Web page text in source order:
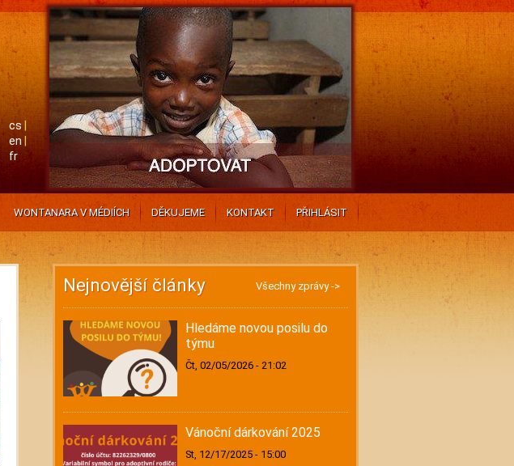
cs
en
fr
WONTANARA V MÉDIÍCH DĚKUJEME KONTAKT PŘIHLÁSIT
Nejnovější články Všechny zprávy ->
Hledáme novou posilu do
týmu
Čt, 02/05/2026 - 21:02
Vánoční dárkování 2025
St, 12/17/2025 - 15:00